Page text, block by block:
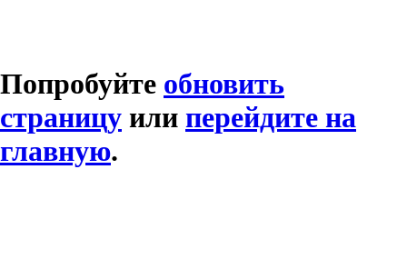
Попробуйте обновить
страницу или перейдите на
главную.